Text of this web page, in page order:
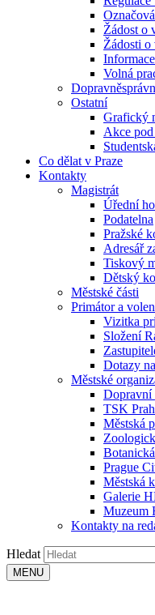
Žádost o
Žádosti o
Volná
Ostatní
Grafický
Akce
Co dělat v Praze
Kontakty
Magistrát
Úřední
Podatelna
Pražské
Adresář
Tiskový
Dětský
Městské části
Primátor a
Vizitka
Složení
Dotazy
Městské
TSK
Městská
Prague
Městská
Galerie
Muzeum
Kontakty na
Hledat
MENU